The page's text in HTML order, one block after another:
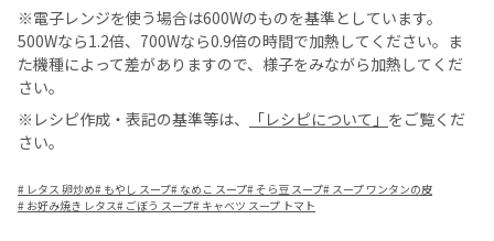
※電子レンジを使う場合は600Wのものを基準としています。
500Wなら1.2倍、700Wなら0.9倍の時間で加熱してください。ま
た機種によって差がありますので、様子をみながら加熱してくだ
さい。
※レシピ作成・表記の基準等は、
「レシピについて」 をご覧くだ
さい。
# レタス 卵炒め# もやし スープ# なめこ スープ#そら豆 スープ# スープ ワンタンの皮
# お好み焼き レタス# ごぼう スープ# キャベツ スープ トマト